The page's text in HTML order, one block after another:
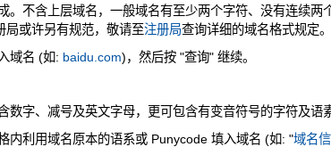
。不含上层域名，一般域名有至少两个字符、没有连续两
局或许另有规范，敬请至注册局查询详细的域名格式规定。
域名 (如: baidu.com)，然后按 "查询" 继续。
数字、减号及英文字母，更可包含有变音符号的字符及语
内利用域名原本的语系或 Punycode 填入域名 (如: "域名